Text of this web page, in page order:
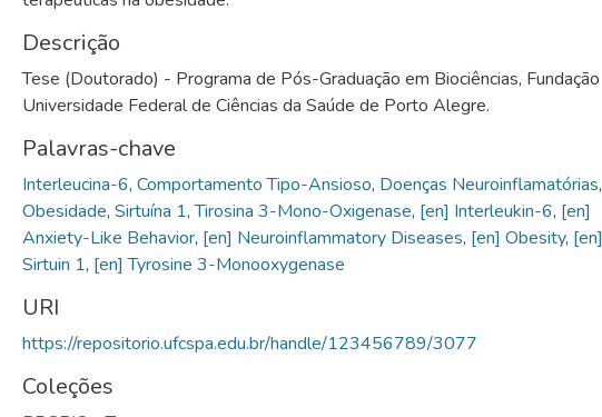
Descrição
Tese (Doutorado) - Programa de Pós-Graduação em Biociências, Fundação
Universidade Federal de Ciências da Saúde de Porto Alegre.
Palavras-chave
Interleucina-6, Comportamento Tipo-Ansioso, Doenças Neuroinflamatórias,
Obesidade, Sirtuína 1,Tirosina 3-Mono-Oxigenase, [en] Interleukin-6, [en]
Anxiety-Like Behavior, [en] Neuroinflammatory Diseases, [en] Obesity, [en]
Sirtuin 1, [en] Tyrosine 3-Monooxygenase
URI
https://repositorio.ufcspa.edu.br/handle/123456789/3077
Coleções